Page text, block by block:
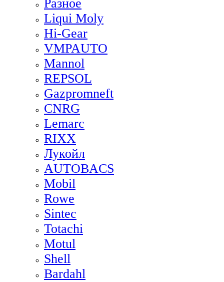
Разное
Liqui Moly
Hi-Gear
VMPAUTO
Mannol
REPSOL
Gazpromneft
CNRG
Lemarc
RIXX
Лукойл
AUTOBACS
Mobil
Rowe
Sintec
Totachi
Motul
Shell
Bardahl